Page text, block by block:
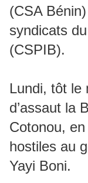
(CSA
syndicats
(CSPIB).
Lundi, tôt le
d’assaut la
Cotonou,
hostiles au
Yayi Boni.